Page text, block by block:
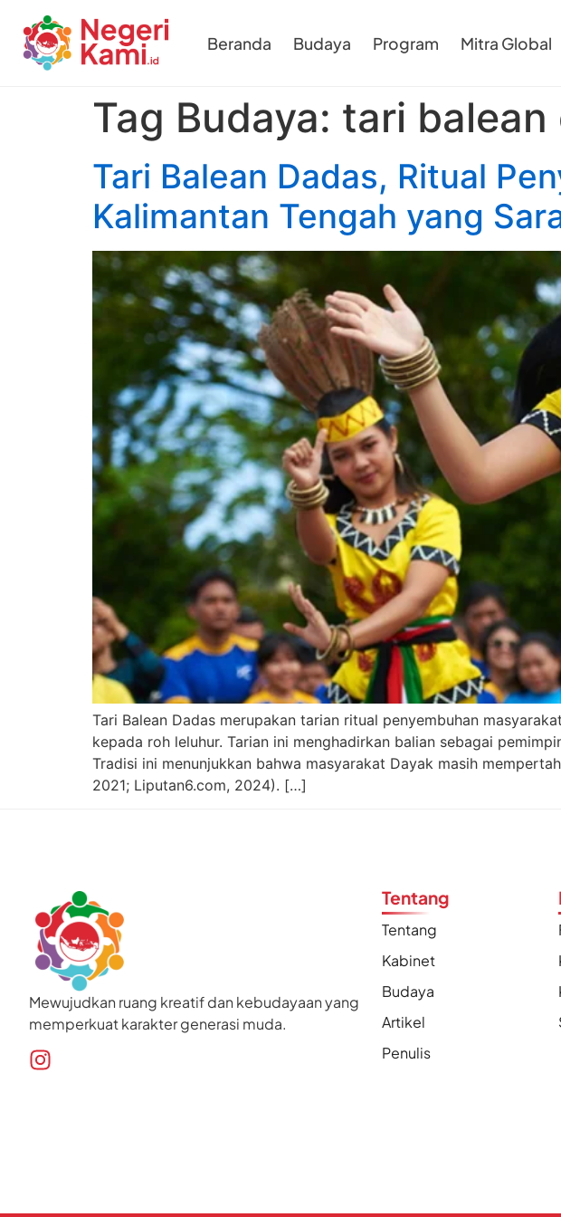
Beranda Budaya Program Mitra Global
Tag Budaya: tari balean
Tari Balean Dadas, Ritual
Kalimantan Tengah yang
Tari Balean Dadas merupakan tarian ritual penyembuhan
kepada roh leluhur. Tarian ini menghadirkan balian sebagai
Tradisi ini menunjukkan bahwa masyarakat Dayak masih
2021; Liputan6.com, 2024). […]
Mewujudkan ruang kreatif dan kebudayaan yang
memperkuat karakter generasi muda.
Tentang
Tentang
Kabinet
Budaya
Artikel
Penulis